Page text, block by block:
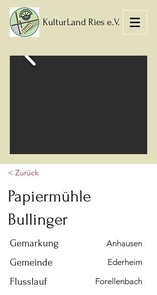
KulturLand Ries e.V.
< Zurück
Papiermühle
Bullinger
Anhausen
Gemarkung
Ederheim
Gemeinde
Forellenbach
Flusslauf